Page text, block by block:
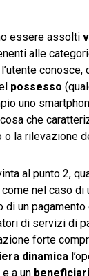
essere assolti
alle
possesso
uno
che
la rilevazione
al punto 2,
nel caso di
di un
di servizi di
forte
dinamica
e a un